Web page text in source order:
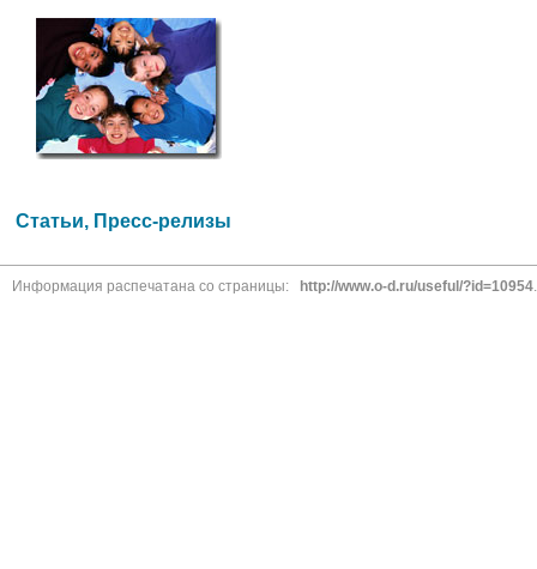
Статьи, Пресс-релизы
Информация распечатана со страницы: http://www.o-d.ru/useful/?id=10954